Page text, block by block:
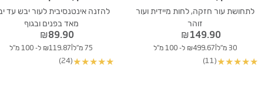
לתחושת עור חזקה, לחות מיידית ועור
זוהר
₪149.90
30 מ"ל ₪499.67 ל- 100 מ"ל
★
★
★
★
★
(11)
להזנה אינטנסיבית לעור יבש עד
מאד בפנים ובגוף
₪89.90
75 מ"ל | ₪119.87 ל- 100 מ"ל
★
★
★
★
★
(24)